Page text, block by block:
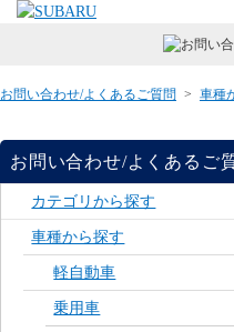
お問い合わせ/よくあるご質問 > 車種
お問い合わせ/よくあるご
カテゴリから探す
車種から探す
軽自動車
乗用車